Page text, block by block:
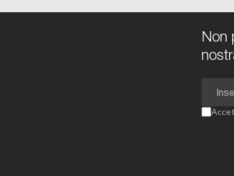
Non